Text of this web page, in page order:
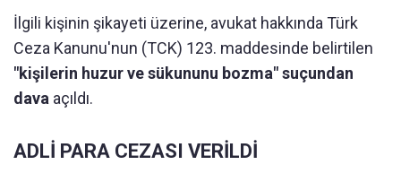
İlgili kişinin şikayeti üzerine, avukat hakkında Türk
Ceza Kanunu'nun (TCK) 123. maddesinde belirtilen
"kişilerin huzur ve sükununu bozma" suçundan
dava açıldı.
ADLİ PARA CEZASI VERİLDİ